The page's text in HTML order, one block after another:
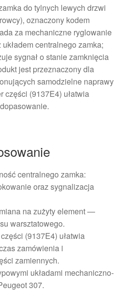
do tylnych lewych drzwi
oznaczony kodem
za mechaniczne ryglowanie
centralnego zamka;
sygnał o stanie zamknięcia
jest przeznaczony dla
samodzielne naprawy
części (9137E4) ułatwia
centralnego zamka:
oraz sygnalizacja
na zużyty element —
warsztatowego.
(9137E4) ułatwia
zamówienia i
zamiennych.
układami mechaniczno-
307.